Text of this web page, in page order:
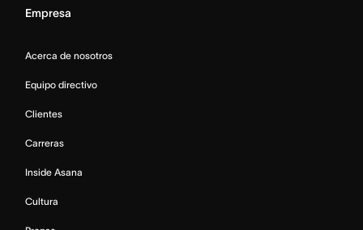
Empresa
Acerca de nosotros
Equipo directivo
Clientes
Carreras
Inside Asana
Cultura